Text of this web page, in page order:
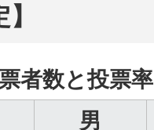
者数と投票
男